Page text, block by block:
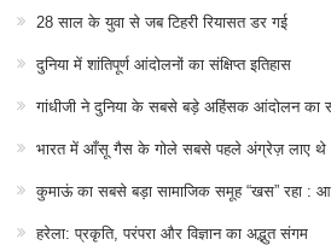
28 साल के युवा से जब टिहरी रियासत डर गई
दुनिया में शांतिपूर्ण आंदोलनों का संक्षिप्त इतिहास
गांधीजी ने दुनिया के सबसे बड़े अहिंसक आंदोलन का
भारत में आँसू गैस के गोले सबसे पहले अंग्रेज़ लाए थे
कुमाऊं का सबसे बड़ा सामाजिक समूह “खस” रहा :
हरेला: प्रकृति, परंपरा और विज्ञान का अद्भुत संगम